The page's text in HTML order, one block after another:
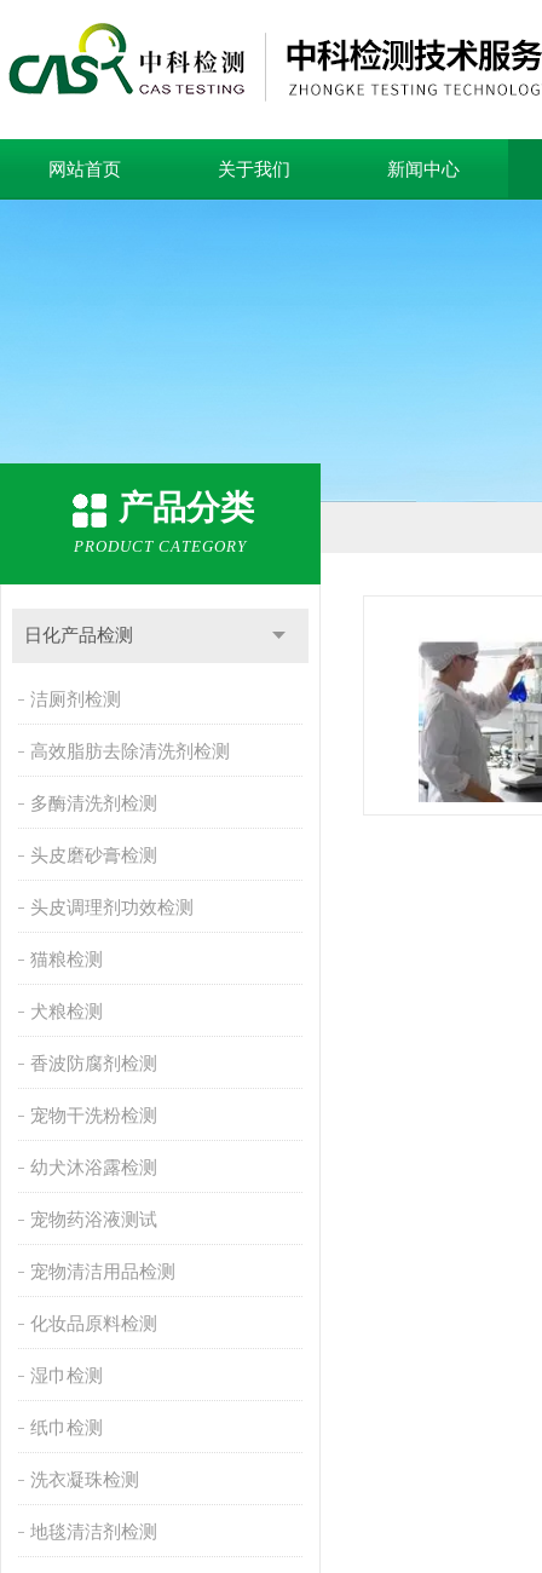
网站首页 关于我们 新闻中心
产品分类
PRODUCT CATEGORY
日化产品检测
洁厕剂检测
高效脂肪去除清洗剂检测
多酶清洗剂检测
头皮磨砂膏检测
头皮调理剂功效检测
猫粮检测
犬粮检测
香波防腐剂检测
宠物干洗粉检测
幼犬沐浴露检测
宠物药浴液测试
宠物清洁用品检测
化妆品原料检测
湿巾检测
纸巾检测
洗衣凝珠检测
地毯清洁剂检测